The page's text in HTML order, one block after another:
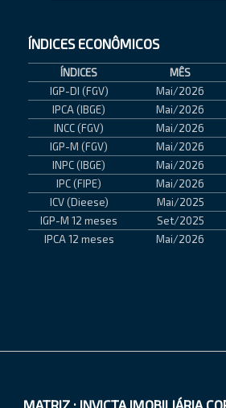
ÍNDICESECONÔMICOS
ÍNDICES MÊS
IGP-DI (FGV)
Mai/2026
IPCA (IBGE)
Mai/2026
INCC (FGV)
Mai/2026
IGP-M (FGV)
Mai/2026
INPC (IBGE)
Mai/2026
IPC (FIPE)
Mai/2026
ICV (Dieese)
Mai/2025
IGP-M 12 meses
Set/2025
IPCA 12 meses
Mai/2026
MATRIZ : INVICTA IMOBILIÁRIA